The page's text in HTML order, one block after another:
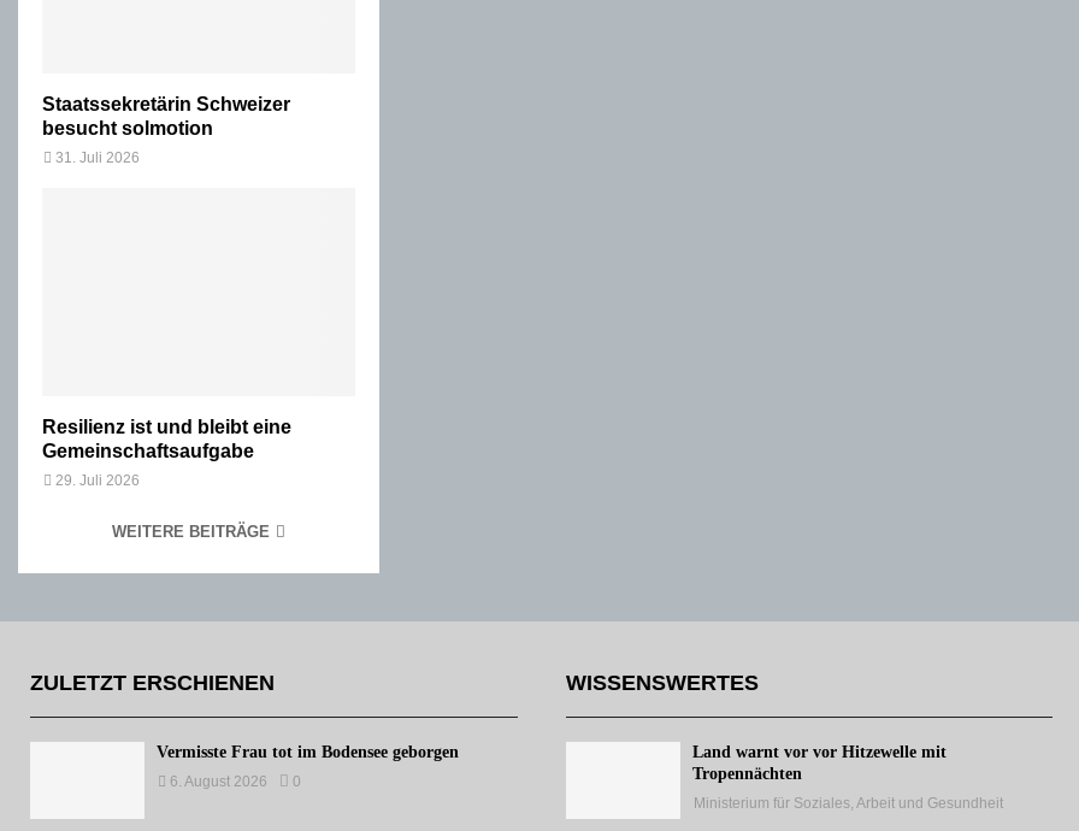
Staatssekretärin Schweizer
besucht solmotion
31. Juli 2026
Resilienz ist und bleibt eine
Gemeinschaftsaufgabe
29. Juli 2026
WEITERE BEITRÄGE
ZULETZT ERSCHIENEN
Vermisste Frau tot im Bodensee geborgen
6. August 2026 0
WISSENSWERTES
Land warnt vor vor Hitzewelle mit
Tropennächten
Ministerium für Soziales, Arbeit und Gesundheit